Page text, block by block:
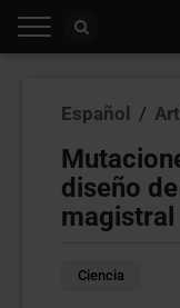
Español /
diseño
magistral
Ciencia